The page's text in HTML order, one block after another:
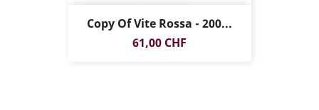
Copy Of Vite Rossa - 200...
Prezzo
61,00 CHF